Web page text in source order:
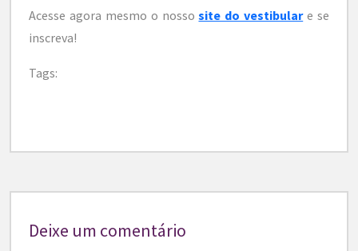
Acesse agora mesmo o nossosite do vestibulare se
inscreva!
Tags:
Deixe um comentário